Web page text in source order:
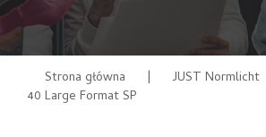
Strona główna | JUST Normlicht
40 Large Format SP